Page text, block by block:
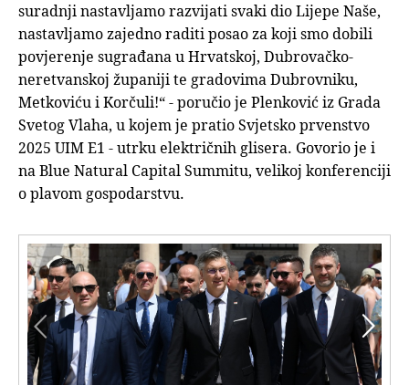
suradnji nastavljamo razvijati svaki dio Lijepe Naše,
nastavljamo zajedno raditi posao za koji smo dobili
povjerenje sugrađana u Hrvatskoj, Dubrovačko-
neretvanskoj županiji te gradovima Dubrovniku,
Metkoviću i Korčuli!“ - poručio je Plenković iz Grada
Svetog Vlaha, u kojem je pratio Svjetsko prvenstvo
2025 UIM E1 - utrku električnih glisera. Govorio je i
na Blue Natural Capital Summitu, velikoj konferenciji
o plavom gospodarstvu.

